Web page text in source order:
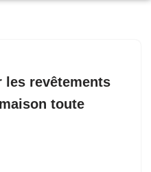
les revêtements
toute